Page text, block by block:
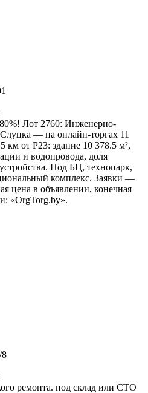
Лот 2760: Инженерно-
— на онлайн-торгах 11
км от Р23: здание 10 378.5 м²,
и водопровода, доля
Под БЦ, технопарк,
комплекс. Заявки —
цена в объявлении, конечная
«OrgTorg.by».
8
ремонта. под склад или СТО